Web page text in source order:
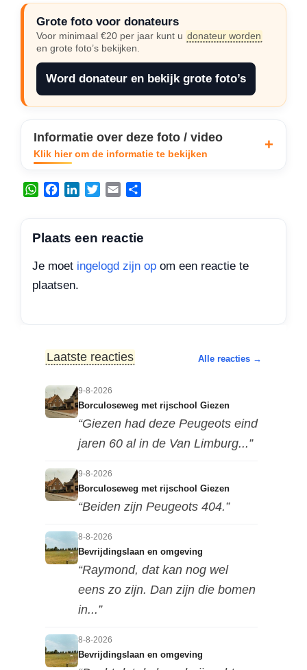
Grote foto voor donateurs
Voor minimaal €20 per jaar kunt u donateur worden
en grote foto’s bekijken.
Word donateur en bekijk grote foto’s
Informatie over deze foto / video
Klik hier om de informatie te bekijken
W
t
A
p
e
o
k
d
t
e
i
e
Plaats een reactie
Je moet ingelogd zijn op om een reactie te
plaatsen.
Laatste reacties Alle reacties →
9-8-2026
Borculoseweg met rijschool Giezen
“Giezen had deze Peugeots eind
jaren 60 al in de Van Limburg...”
9-8-2026
Borculoseweg met rijschool Giezen
“Beiden zijn Peugeots 404.”
8-8-2026
Bevrijdingslaan en omgeving
“Raymond, dat kan nog wel
eens zo zijn. Dan zijn die bomen
in...”
8-8-2026
Bevrijdingslaan en omgeving